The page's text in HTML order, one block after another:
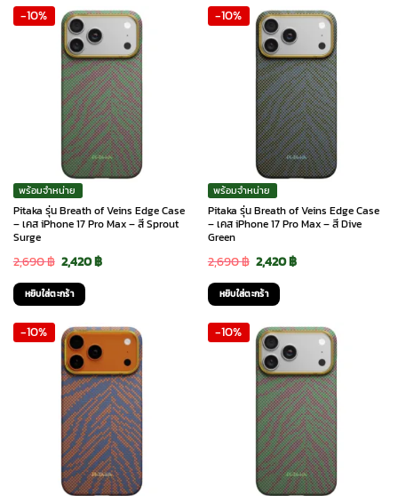
4,890 ฿.4,390 ฿.
4,890 ฿.4,390 ฿.
-10%
พร้อมจำหน่าย
Pitaka รุ่น Breath of Veins Edge Case
– เคส iPhone 17 Pro Max – สี Sprout
Surge
2,690฿ Original
price
was:
2,690 ฿.
2,420฿Current
2,420 ฿.
หยิบใส่ตะกร้า
-10%
พร้อมจำหน่าย
Pitaka รุ่น Breath of Veins Edge Case
– เคส iPhone 17 Pro Max – สี Dive
Green
2,690฿ Original
price
was:
2,690 ฿.
2,420฿Current
2,420 ฿.
หยิบใส่ตะกร้า
-10% -10%